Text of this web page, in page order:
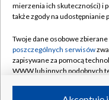
Naziemna Telewizja
Rada Programowa
System NOS
Informacje o nadawcy
mierzenia ich skuteczności) i
także zgody na udostępnianie
Twoje dane osobowe
poszczególnych serwisów
zapisywane za pomocą
WWW lub innych podobnych